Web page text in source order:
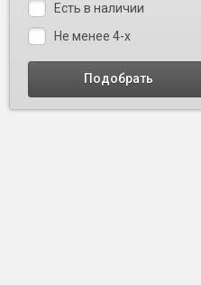
Есть в наличии
Не менее 4-х